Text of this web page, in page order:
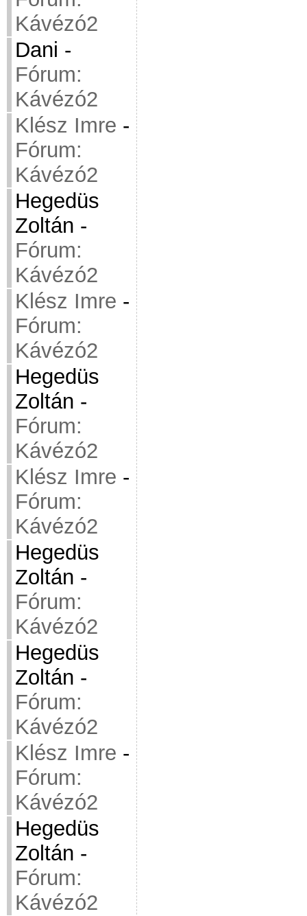
Kávézó2
Dani -
Fórum:
Kávézó2
Klész Imre -
Fórum:
Kávézó2
Hegedüs
Zoltán -
Fórum:
Kávézó2
Klész Imre -
Fórum:
Kávézó2
Hegedüs
Zoltán -
Fórum:
Kávézó2
Klész Imre -
Fórum:
Kávézó2
Hegedüs
Zoltán -
Fórum:
Kávézó2
Hegedüs
Zoltán -
Fórum:
Kávézó2
Klész Imre -
Fórum:
Kávézó2
Hegedüs
Zoltán -
Fórum:
Kávézó2